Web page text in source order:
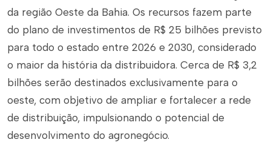
da região Oeste da Bahia. Os recursos fazem parte
do plano de investimentos de R$ 25 bilhões previsto
para todo o estado entre 2026 e 2030, considerado
o maior da história da distribuidora. Cerca de R$ 3,2
bilhões serão destinados exclusivamente para o
oeste, com objetivo de ampliar e fortalecer a rede
de distribuição, impulsionando o potencial de
desenvolvimento do agronegócio.